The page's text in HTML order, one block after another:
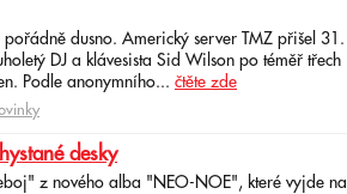
dusno. Americký server TMZ přišel 31.
DJ a klávesista Sid Wilson po téměř třech
Podle anonymního... čtěte zde
desky
z nového alba "NEO-NOE", které vyjde na